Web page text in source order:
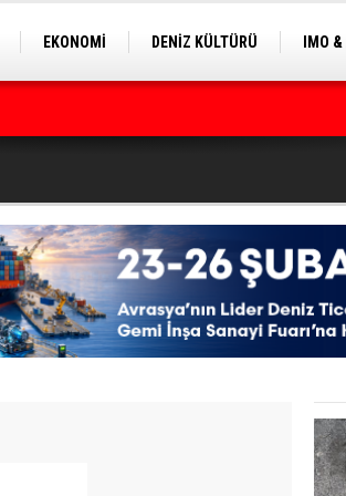
EKONOMİ DENİZ KÜLTÜRÜ
IMO